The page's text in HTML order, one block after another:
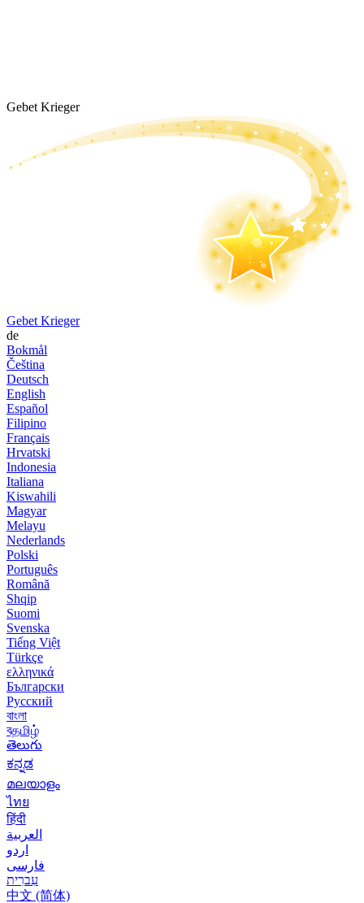
Gebet Krieger
Gebet Krieger
de
Bokmål
Čeština
Deutsch
English
Español
Filipino
Français
Hrvatski
Indonesia
Italiana
Kiswahili
Magyar
Melayu
Nederlands
Polski
Português
Română
Shqip
Suomi
Svenska
Tiếng Việt
Türkçe
ελληνικά
Български
Русский
বাংলা
বதமிழ்
తెలుగు
ಕನ್ನಡ
മലയാളം
ไทย
हिंदी
العربية
اردو
فارسی
עִברִית
中文 (简体)